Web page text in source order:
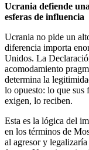
Ucrania defiende
esferas de influencia
Ucrania no pide un
diferencia importa
Unidos. La
acomodamiento
determina la
lo opuesto: lo que sus
exigen, lo reciben.
Esta es la lógica del
en los términos de
al agresor y